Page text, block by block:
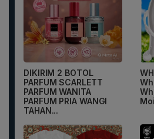
DIKIRIM 2 BOTOL
PARFUM SCARLETT
PARFUM WANITA
PARFUM PRIA WANGI
TAHAN...